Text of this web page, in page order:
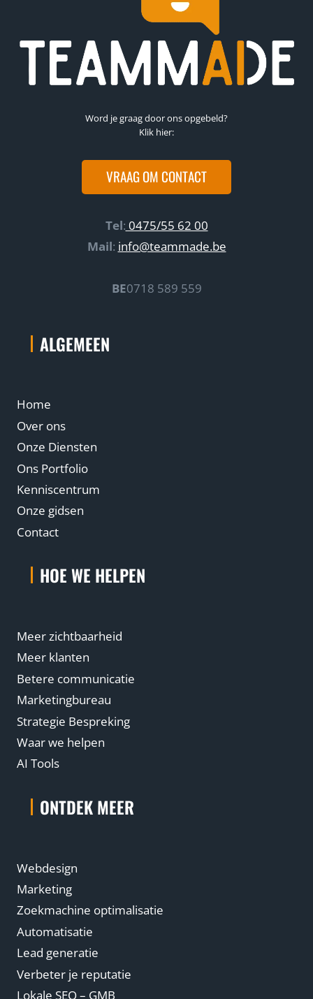
Word je graag door ons opgebeld?
Klik hier:
VRAAG OM CONTACT
Tel: 0475/55 62 00
Mail: info@teammade.be
BE0718 589 559
ALGEMEEN
Home
Over ons
Onze Diensten
Ons Portfolio
Kenniscentrum
Onze gidsen
Contact
HOE WE HELPEN
Meer zichtbaarheid
Meer klanten
Betere communicatie
Marketingbureau
Strategie Bespreking
Waar we helpen
AI Tools
ONTDEK MEER
Webdesign
Marketing
Zoekmachine optimalisatie
Automatisatie
Lead generatie
Verbeter je reputatie
Lokale SEO – GMB